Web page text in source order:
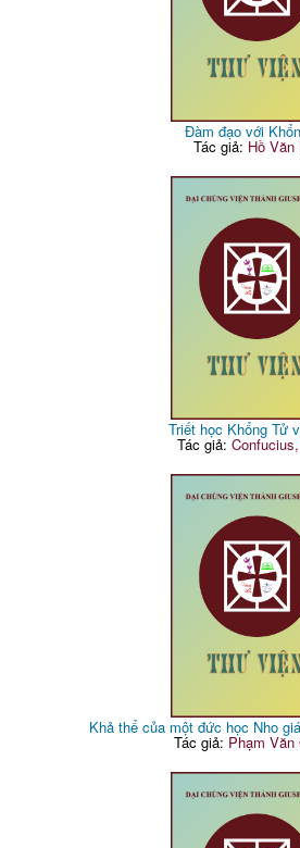
Đàm đạo với
Tác giả: Hồ Văn
Triết học Khổng Tử
Tác giả:
Khả thể của một đức học Nho
Tác giả: Phạm Văn